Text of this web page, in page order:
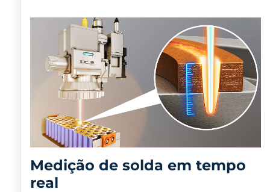
Medição de solda em tempo
real